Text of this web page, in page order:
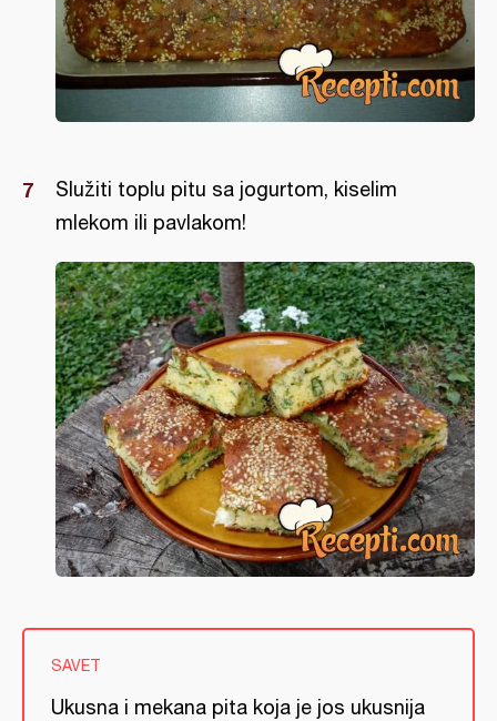
Služiti toplu pitu sa jogurtom, kiselim
mlekom ili pavlakom!
SAVET
Ukusna i mekana pita koja je jos ukusnija